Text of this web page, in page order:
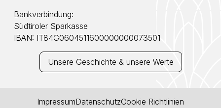
Bankverbindung:
Südtiroler Sparkasse
IBAN: IT84G0604511600000000073501
Unsere Geschichte & unsere Werte
ImpressumDatenschutzCookie Richtlinien